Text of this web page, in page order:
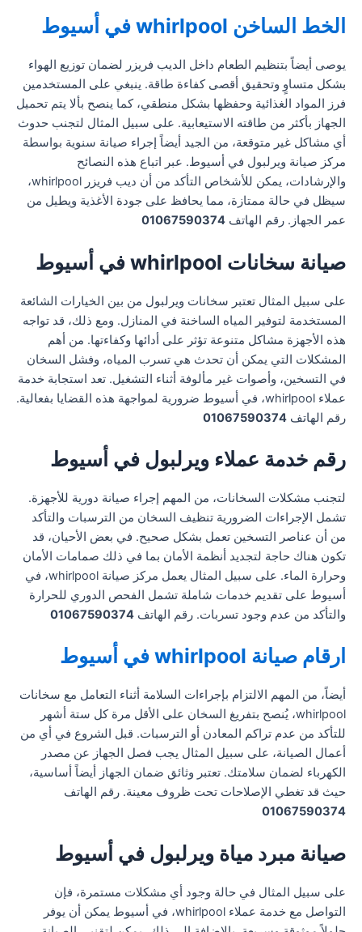
الخط الساخن whirlpool في أسيوط
يوصى أيضاً بتنظيم الطعام داخل الديب فريزر لضمان توزيع الهواء
بشكل متساوٍ وتحقيق أقصى كفاءة طاقة. ينبغي على المستخدمين
فرز المواد الغذائية وحفظها بشكل منطقي، كما ينصح بألا يتم تحميل
الجهاز بأكثر من طاقته الاستيعابية. على سبيل المثال لتجنب حدوث
أي مشاكل غير متوقعة، من الجيد أيضاً إجراء صيانة سنوية بواسطة
مركز صيانة ويرلبول في أسيوط. عبر اتباع هذه النصائح
والإرشادات، يمكن للأشخاص التأكد من أن ديب فريزر whirlpool،
سيظل في حالة ممتازة، مما يحافظ على جودة الأغذية ويطيل من
عمر الجهاز. رقم الهاتف 01067590374
صيانة سخانات whirlpool في أسيوط
على سبيل المثال تعتبر سخانات ويرلبول من بين الخيارات الشائعة
المستخدمة لتوفير المياه الساخنة في المنازل. ومع ذلك، قد تواجه
هذه الأجهزة مشاكل متنوعة تؤثر على أدائها وكفاءتها. من أهم
المشكلات التي يمكن أن تحدث هي تسرب المياه، وفشل السخان
في التسخين، وأصوات غير مألوفة أثناء التشغيل. تعد استجابة خدمة
عملاء whirlpool، في أسيوط ضرورية لمواجهة هذه القضايا بفعالية.
رقم الهاتف 01067590374
رقم خدمة عملاء ويرلبول في أسيوط
لتجنب مشكلات السخانات، من المهم إجراء صيانة دورية للأجهزة.
تشمل الإجراءات الضرورية تنظيف السخان من الترسبات والتأكد
من أن عناصر التسخين تعمل بشكل صحيح. في بعض الأحيان، قد
تكون هناك حاجة لتجديد أنظمة الأمان بما في ذلك صمامات الأمان
وحرارة الماء. على سبيل المثال يعمل مركز صيانة whirlpool، في
أسيوط على تقديم خدمات شاملة تشمل الفحص الدوري للحرارة
والتأكد من عدم وجود تسربات. رقم الهاتف 01067590374
ارقام صيانة whirlpool في أسيوط
أيضاً، من المهم الالتزام بإجراءات السلامة أثناء التعامل مع سخانات
whirlpool، يُنصح بتفريغ السخان على الأقل مرة كل ستة أشهر
للتأكد من عدم تراكم المعادن أو الترسبات. قبل الشروع في أي من
أعمال الصيانة، على سبيل المثال يجب فصل الجهاز عن مصدر
الكهرباء لضمان سلامتك. تعتبر وثائق ضمان الجهاز أيضاً أساسية،
حيث قد تغطي الإصلاحات تحت ظروف معينة. رقم الهاتف
01067590374
صيانة مبرد مياة ويرلبول في أسيوط
على سبيل المثال في حالة وجود أي مشكلات مستمرة، فإن
التواصل مع خدمة عملاء whirlpool، في أسيوط يمكن أن يوفر